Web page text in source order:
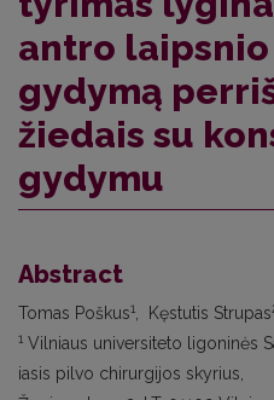
antro
gydymą
žiedais su
gydymu
Abstract
Tomas Poškus1 , Kęstutis Strupas
1 Vilniaus universiteto ligoninės
iasis pilvo chirurgijos skyrius,